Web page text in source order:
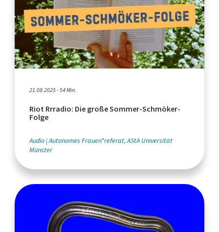
21.08.2025 - 54 Min.
Riot Rrradio: Die große Sommer-Schmöker-
Folge
Audio Autonomes Frauen*referat, AStA Universität
Münster